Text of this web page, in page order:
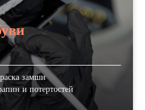
замши
и потертостей